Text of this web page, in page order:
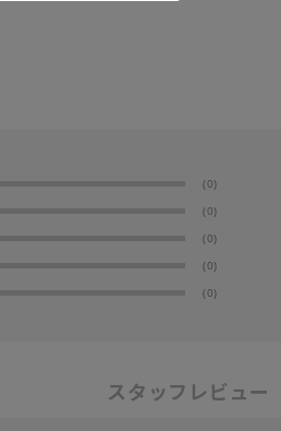
(0)
(0)
(0)
(0)
(0)
スタッフレビュー